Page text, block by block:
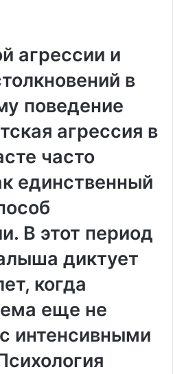
агрессии и
в
поведение
агрессия в
часто
единственный
В этот период
диктует
когда
еще не
интенсивными